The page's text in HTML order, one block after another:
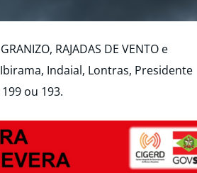
RAJADAS DE VENTO e
Indaial, Lontras, Presidente
ou 193.